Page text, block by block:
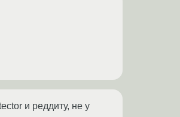
и реддиту, не у